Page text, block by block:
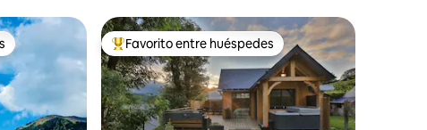
huéspedes De los mejores en Favorito entre huéspedes
Favorito entre huéspedes